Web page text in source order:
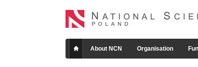
About NCN Organisation